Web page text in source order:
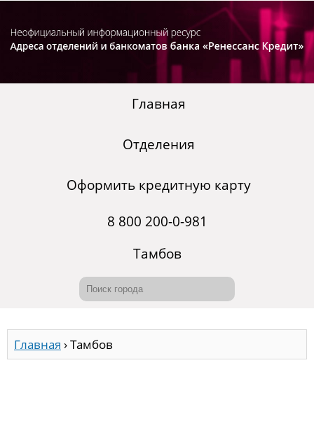
Главная
Отделения
Оформить кредитную карту
8 800 200-0-981
Тамбов
Главная ›Тамбов